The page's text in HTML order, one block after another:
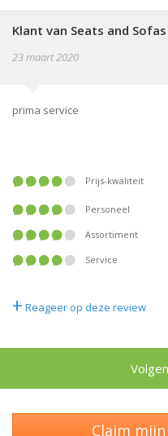
Klant van Seats and
23 maart 2020
prima service
Prijs-kwaliteit
Personeel
Assortiment
Service
+ Reageer op deze review
Claim